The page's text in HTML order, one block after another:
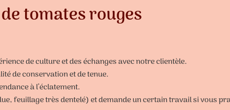
tomates rouges
de culture et des échanges avec notre clientèle.
de conservation et de tenue.
à l’éclatement.
feuillage très dentelé) et demande un certain travail si vous